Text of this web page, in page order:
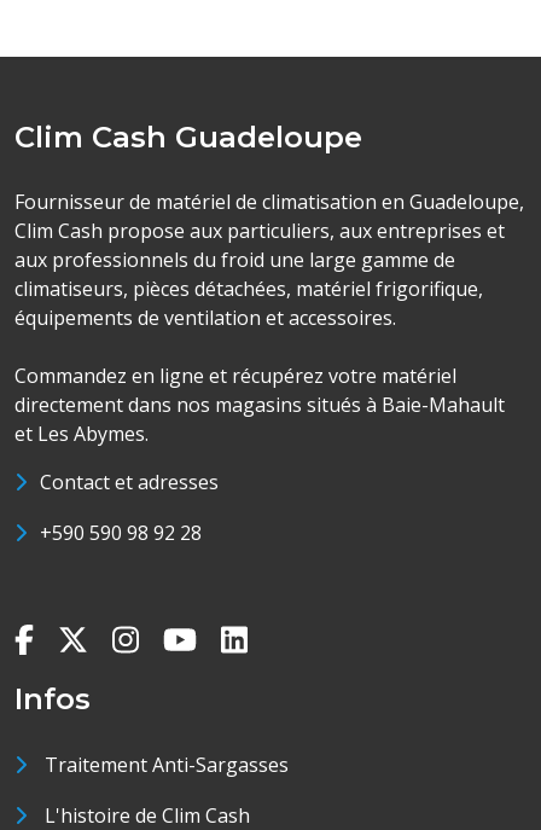
Clim Cash Guadeloupe
Fournisseur de matériel de climatisation en Guadeloupe,
Clim Cash propose aux particuliers, aux entreprises et
aux professionnels du froid une large gamme de
climatiseurs, pièces détachées, matériel frigorifique,
équipements de ventilation et accessoires.
Commandez en ligne et récupérez votre matériel
directement dans nos magasins situés à Baie-Mahault
et Les Abymes.
Contact et adresses
+590 590 98 92 28
Infos
Traitement Anti-Sargasses
L'histoire de Clim Cash